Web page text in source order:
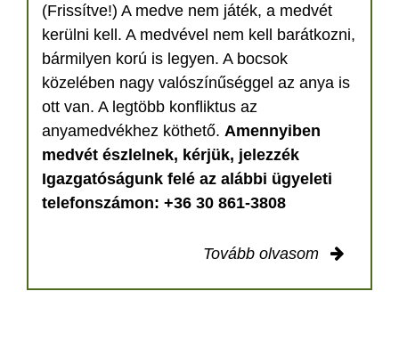
(Frissítve!) A medve nem játék, a medvét
kerülni kell. A medvével nem kell barátkozni,
bármilyen korú is legyen. A bocsok
közelében nagy valószínűséggel az anya is
ott van. A legtöbb konfliktus az
anyamedvékhez köthető. Amennyiben
medvét észlelnek, kérjük, jelezzék
Igazgatóságunk felé az alábbi ügyeleti
telefonszámon: +36 30 861-3808
Tovább olvasom